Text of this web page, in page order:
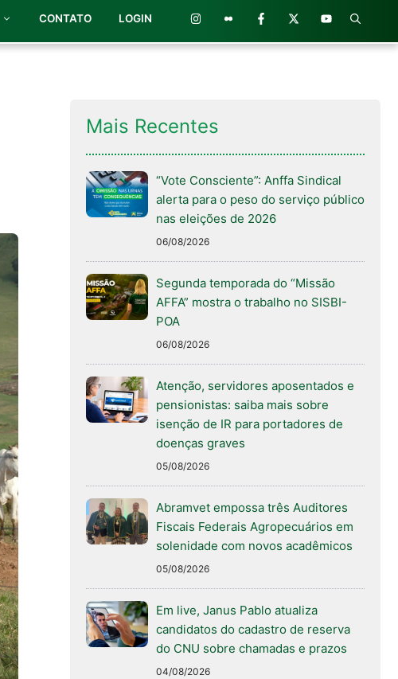
CONTATO LOGIN
Mais Recentes
“Vote Consciente”: Anffa Sindical
alerta para o peso do serviço público
nas eleições de 2026
06/08/2026
Segunda temporada do “Missão
AFFA” mostra o trabalho no SISBI-
POA
06/08/2026
Atenção, servidores aposentados e
pensionistas: saiba mais sobre
isenção de IR para portadores de
doenças graves
05/08/2026
Abramvet empossa três Auditores
Fiscais Federais Agropecuários em
solenidade com novos acadêmicos
05/08/2026
Em live, Janus Pablo atualiza
candidatos do cadastro de reserva
do CNU sobre chamadas e prazos
04/08/2026